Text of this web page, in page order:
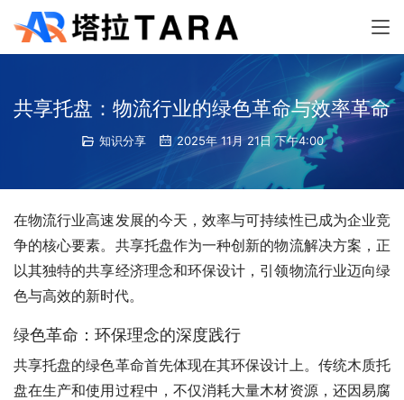
共享托盘：物流行业的绿色革命与效率革命
知识分享 2025年 11月 21日 下午4:00
在物流行业高速发展的今天，效率与可持续性已成为企业竞
争的核心要素。共享托盘作为一种创新的物流解决方案，正
以其独特的共享经济理念和环保设计，引领物流行业迈向绿
色与高效的新时代。
绿色革命：环保理念的深度践行
共享托盘的绿色革命首先体现在其环保设计上。传统木质托
盘在生产和使用过程中，不仅消耗大量木材资源，还因易腐